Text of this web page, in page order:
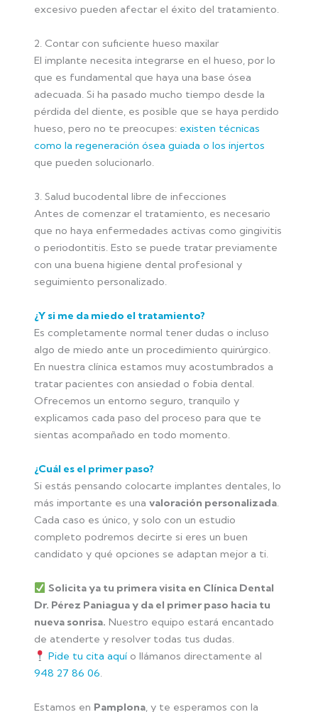
excesivo pueden afectar el éxito del tratamiento.
2. Contar con suficiente hueso maxilar
El implante necesita integrarse en el hueso, por lo
que es fundamental que haya una base ósea
adecuada. Si ha pasado mucho tiempo desde la
pérdida del diente, es posible que se haya perdido
hueso, pero no te preocupes: existen técnicas
como la regeneración ósea guiada o los injertos
que pueden solucionarlo.
3. Salud bucodental libre de infecciones
Antes de comenzar el tratamiento, es necesario
que no haya enfermedades activas como gingivitis
o periodontitis. Esto se puede tratar previamente
con una buena higiene dental profesional y
seguimiento personalizado.
¿Y si me da miedo el tratamiento?
Es completamente normal tener dudas o incluso
algo de miedo ante un procedimiento quirúrgico.
En nuestra clínica estamos muy acostumbrados a
tratar pacientes con ansiedad o fobia dental.
Ofrecemos un entorno seguro, tranquilo y
explicamos cada paso del proceso para que te
sientas acompañado en todo momento.
¿Cuál es el primer paso?
Si estás pensando colocarte implantes dentales, lo
más importante es una valoración personalizada.
Cada caso es único, y solo con un estudio
completo podremos decirte si eres un buen
candidato y qué opciones se adaptan mejor a ti.
Solicita ya tu primera visita en Clínica Dental
Dr. Pérez Paniagua y da el primer paso hacia tu
nueva sonrisa. Nuestro equipo estará encantado
de atenderte y resolver todas tus dudas.
Pide tu cita aquí o llámanos directamente al
948 27 86 06.
Estamos en Pamplona, y te esperamos con la